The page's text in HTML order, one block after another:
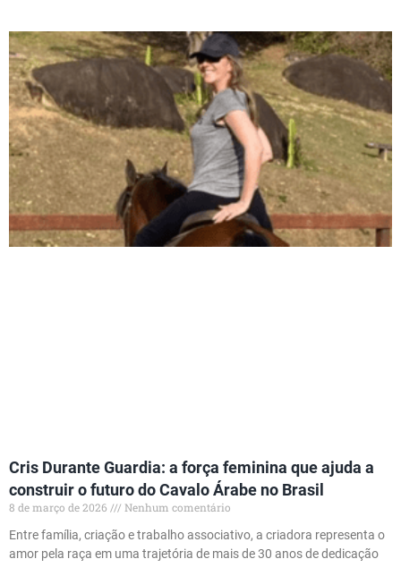
Cris Durante Guardia: a força feminina que ajuda a
construir o futuro do Cavalo Árabe no Brasil
8 de março de 2026
Nenhum comentário
Entre família, criação e trabalho associativo, a criadora representa o
amor pela raça em uma trajetória de mais de 30 anos de dedicação